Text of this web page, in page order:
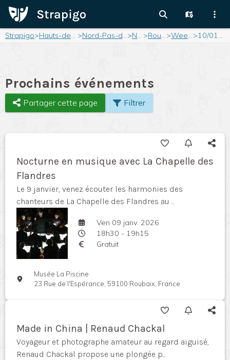
Strapigo> Hauts-de-France > Nord-Pas-de-Calais> Nord > Roubaix> Weekend> 10/01/2026
Prochains événements
Partager cette page Filtrer
Nocturne en musique avec La Chapelle des
Flandres
Le 9 janvier, venez écouter les harmonies des
chanteurs de La Chapelle des Flandres au ...
Ven 09 janv. 2026
18h30 - 19h15
Gratuit
Musée La Piscine
23 Rue de l'Espérance, 59100 Roubaix, France
Made in China | Renaud Chackal
Voyageur et photographe amateur au regard aiguisé,
Renaud Chackal propose une plongée p...